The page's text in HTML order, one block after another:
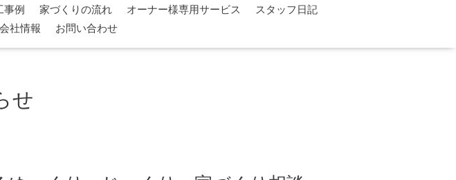
事例 家づくりの流れ オーナー様専用サービス
スタッフ日記
会社情報 お問い合わせ
せ